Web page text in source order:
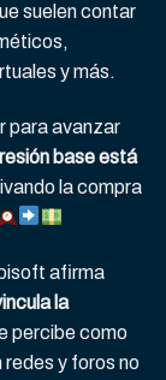
suelen contar
y más.
para avanzar
base está
la compra
afirma
la
percibe como
y foros no